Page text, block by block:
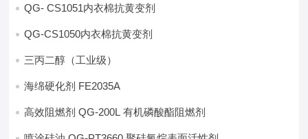
QG- CS1051内衣棉抗黄变剂
QG-CS1050内衣棉抗黄变剂
三丙二醇（工业级）
海绵硬化剂 FE2035A
高效阻燃剂 QG-200L 有机磷酸酯阻燃剂